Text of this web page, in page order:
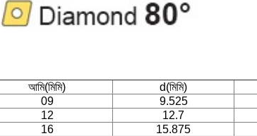
আমি(মিমি) d(মিমি)
09
9.525
12
12.7
16
15.875